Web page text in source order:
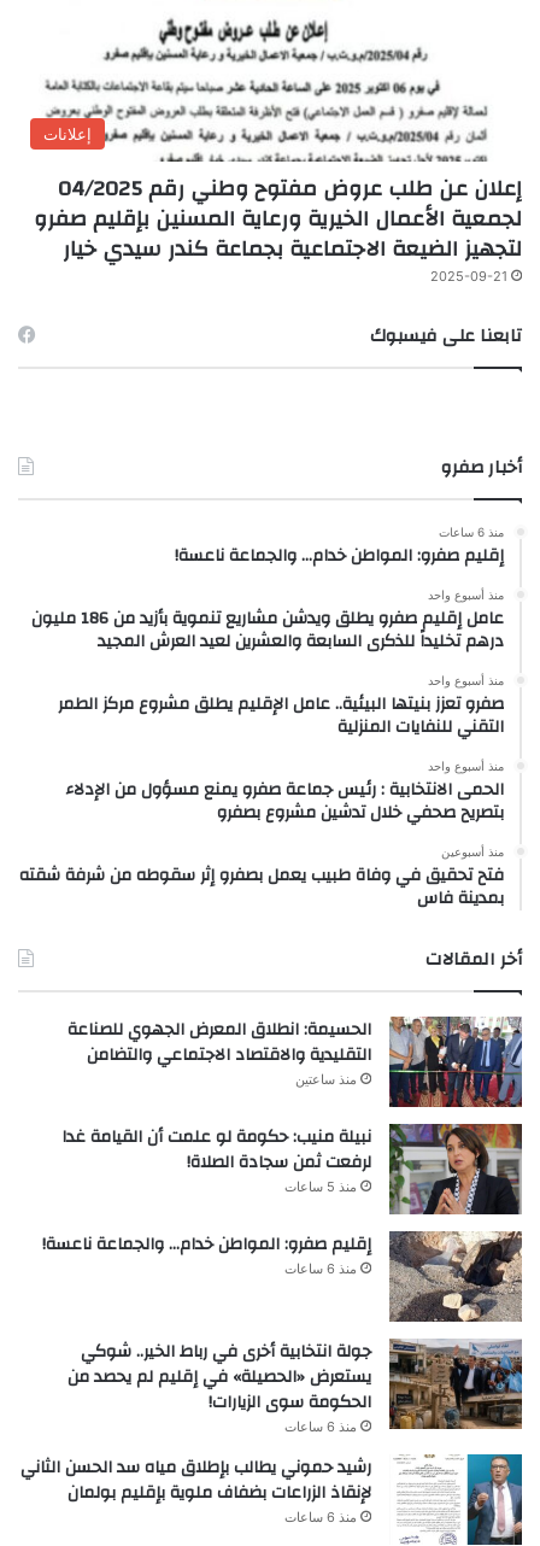
إعلانات
إعلان عن طلب عروض مفتوح وطني رقم 04/2025
لجمعية الأعمال الخيرية ورعاية المسنين بإقليم صفرو
لتجهيز الضيعة الاجتماعية بجماعة كندر سيدي خيار
2025-09-21
تابعنا على فيسبوك
أخبار صفرو
منذ 6 ساعات
إقليم صفرو: المواطن خدام… والجماعة ناعسة!
منذ أسبوع واحد
عامل إقليم صفرو يطلق ويدشن مشاريع تنموية بأزيد من 186 مليون
درهم تخليداً للذكرى السابعة والعشرين لعيد العرش المجيد
منذ أسبوع واحد
صفرو تعزز بنيتها البيئية.. عامل الإقليم يطلق مشروع مركز الطمر
التقني للنفايات المنزلية
منذ أسبوع واحد
الحمى الانتخابية : رئيس جماعة صفرو يمنع مسؤول من الإدلاء
بتصريح صحفي خلال تدشين مشروع بصفرو
منذ أسبوعين
فتح تحقيق في وفاة طبيب يعمل بصفرو إثر سقوطه من شرفة شقته
بمدينة فاس
أخر المقالات
الحسيمة: انطلاق المعرض الجهوي للصناعة
التقليدية والاقتصاد الاجتماعي والتضامن
منذ ساعتين
نبيلة منيب: حكومة لو علمت أن القيامة غدا
لرفعت ثمن سجادة الصلاة!
منذ 5 ساعات
إقليم صفرو: المواطن خدام… والجماعة ناعسة!
منذ 6 ساعات
جولة انتخابية أخرى في رباط الخير.. شوكي
يستعرض «الحصيلة» في إقليم لم يحصد من
الحكومة سوى الزيارات!
منذ 6 ساعات
رشيد حموني يطالب بإطلاق مياه سد الحسن الثاني
لإنقاذ الزراعات بضفاف ملوية بإقليم بولمان
منذ 6 ساعات